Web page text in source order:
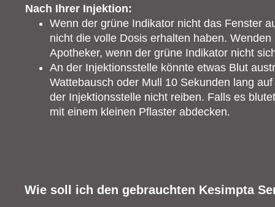
Nach Ihrer Injektion:
Wenn der grüne Indikator nicht das Fenster
nicht die volle Dosis erhalten haben.
Apotheker, wenn der grüne Indikator nicht
An der Injektionsstelle könnte etwas Blut
Wattebausch oder Mull 10 Sekunden lang
der Injektionsstelle nicht reiben. Falls es
mit einem kleinen Pflaster abdecken.
Wie soll ich den gebrauchten Kesimpta